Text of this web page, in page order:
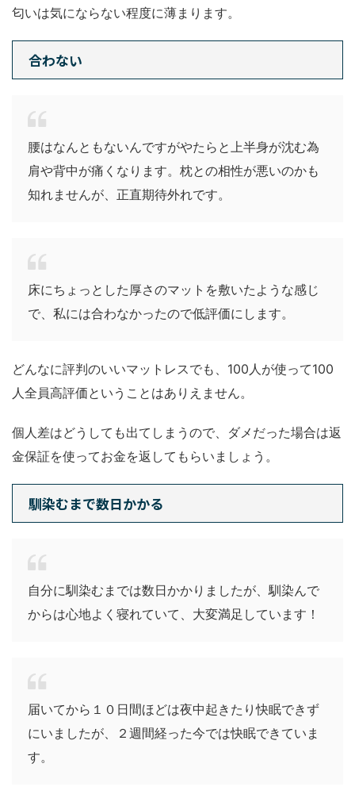
匂いは気にならない程度に薄まります。
合わない
腰はなんともないんですがやたらと上半身が沈む為
肩や背中が痛くなります。枕との相性が悪いのかも
知れませんが、正直期待外れです。
床にちょっとした厚さのマットを敷いたような感じ
で、私には合わなかったので低評価にします。
どんなに評判のいいマットレスでも、100人が使って100
人全員高評価ということはありえません。
個人差はどうしても出てしまうので、ダメだった場合は返
金保証を使ってお金を返してもらいましょう。
馴染むまで数日かかる
自分に馴染むまでは数日かかりましたが、馴染んで
からは心地よく寝れていて、大変満足しています！
届いてから１０日間ほどは夜中起きたり快眠できず
にいましたが、２週間経った今では快眠できていま
す。